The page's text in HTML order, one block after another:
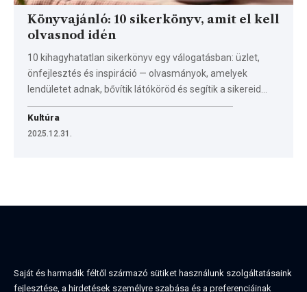
Könyvajánló: 10 sikerkönyv, amit el kell
olvasnod idén
10 kihagyhatatlan sikerkönyv egy válogatásban: üzlet,
önfejlesztés és inspiráció — olvasmányok, amelyek
lendületet adnak, bővítik látóköröd és segítik a sikereid…
Kultúra
2025.12.31.
Saját és harmadik féltől származó sütiket használunk szolgáltatásaink
fejlesztése, a hirdetések személyre szabása és a preferenciáinak